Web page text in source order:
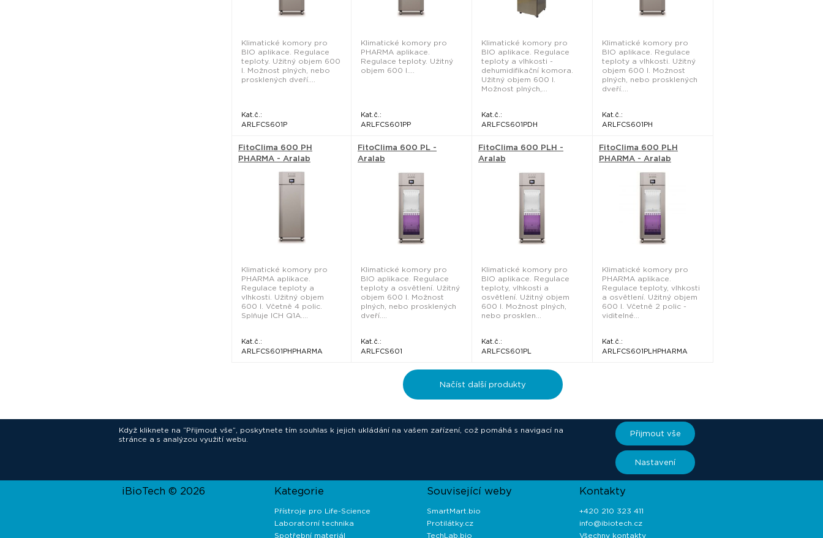
Klimatické komory pro
BIO aplikace. Regulace
teploty. Užitný objem 600
l. Možnost plných, nebo
prosklených dveří....
Kat.č.:
ARLFCS601P
Klimatické komory pro
PHARMA aplikace.
Regulace teploty. Užitný
objem 600 l....
Kat.č.:
ARLFCS601PP
Klimatické komory pro
BIO aplikace. Regulace
teploty a vlhkosti -
dehumidifikační komora.
Užitný objem 600 l.
Možnost plných,...
Kat.č.:
ARLFCS601PDH
Klimatické komory pro
BIO aplikace. Regulace
teploty a vlhkosti. Užitný
objem 600 l. Možnost
plných, nebo prosklených
dveří....
Kat.č.:
ARLFCS601PH
FitoClima 600 PH
PHARMA - Aralab
Klimatické komory pro
PHARMA aplikace.
Regulace teploty a
vlhkosti. Užitný objem
600 l. Včetně 4 polic.
Splňuje ICH Q1A....
Kat.č.:
ARLFCS601PHPHARMA
FitoClima 600 PL -
Aralab
Klimatické komory pro
BIO aplikace. Regulace
teploty a osvětlení. Užitný
objem 600 l. Možnost
plných, nebo prosklených
dveří....
Kat.č.:
ARLFCS601
FitoClima 600 PLH -
Aralab
Klimatické komory pro
BIO aplikace. Regulace
teploty, vlhkosti a
osvětlení. Užitný objem
600 l. Možnost plných,
nebo prosklen...
Kat.č.:
ARLFCS601PL
FitoClima 600 PLH
PHARMA - Aralab
Klimatické komory pro
PHARMA aplikace.
Regulace teploty, vlhkosti
a osvětlení. Užitný objem
600 l. Včetně 2 polic -
viditelné...
Kat.č.:
ARLFCS601PLHPHARMA
Načíst další produkty
Když kliknete na “Přijmout vše”, poskytnete tím souhlas k jejich ukládání na vašem zařízení, což pomáhá s navigací na
stránce a s analýzou využití webu.
Přijmout vše
Nastavení
iBioTech © 2026 Kategorie
Přístroje pro Life-Science
Laboratorní technika
Spotřební materiál
Související weby
SmartMart.bio
Protilátky.cz
TechLab.bio
Kontakty
+420 210 323 411
info@ibiotech.cz
Všechny kontakty